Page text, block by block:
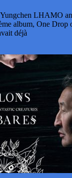
LHAMO
album, One Drop
déjà